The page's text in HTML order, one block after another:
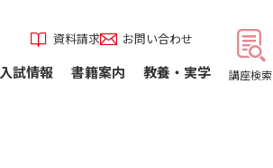
資料請求 お問い合わせ
入試情報 書籍案内 教養・実学 講座検索